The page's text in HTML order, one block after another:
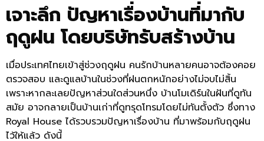
เจาะลึก ปัญหาเรื่องบ้านที่มากับ
ฤดูฝน โดยบริษัทรับสร้างบ้าน
เมื่อประเทศไทยเข้าสู่ช่วงฤดูฝน คนรักบ้านหลายคนอาจต้องคอย
ตรวจสอบ และดูแลบ้านในช่วงที่ฝนตกหนักอย่างไม่จบไม่สิ้น
เพราะหากละเลยปัญหาส่วนใดส่วนหนึ่ง บ้านโมเดิร์นในฝันที่ดูทัน
สมัย อาจกลายเป็นบ้านเก่าที่ดูทรุดโทรมโดยไม่ทันตั้งตัว ซึ่งทาง
Royal House ได้รวบรวมปัญหาเรื่องบ้าน ที่มาพร้อมกับฤดูฝน
ไว้ให้แล้ว ดังนี้